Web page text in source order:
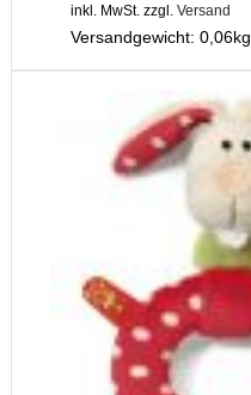
inkl. MwSt. zzgl. Versand
Versandgewicht: 0,06kg